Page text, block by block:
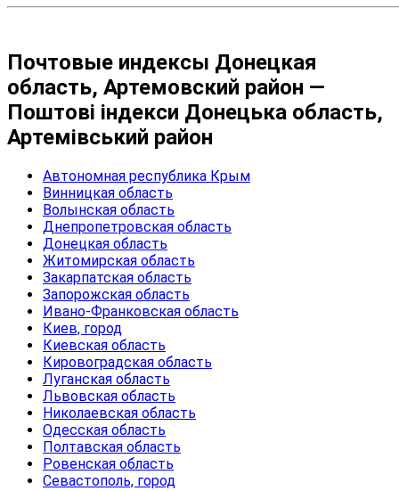
Почтовые индексы Донецкая
область, Артемовский район —
Поштові індекси Донецька область,
Артемівський район
Автономная республика Крым
Винницкая область
Волынская область
Днепропетровская область
Донецкая область
Житомирская область
Закарпатская область
Запорожская область
Ивано-Франковская область
Киев, город
Киевская область
Кировоградская область
Луганская область
Львовская область
Николаевская область
Одесская область
Полтавская область
Ровенская область
Севастополь, город